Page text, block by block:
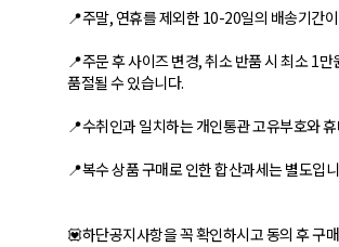
📍주말, 연휴를 제외한 10-20일의 배송기간
📍주문 후 사이즈 변경, 취소 반품 시 최소 1
품절될 수 있습니다.
📍수취인과 일치하는 개인통관 고유부호와
📍복수 상품 구매로 인한 합산과세는 별도입
💟하단공지사항을 꼭 확인하시고 동의 후 구